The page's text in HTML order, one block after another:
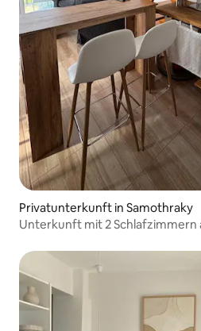
Privatunterkunft in Samothraky
Unterkunft mit 2 Schlafzimmern